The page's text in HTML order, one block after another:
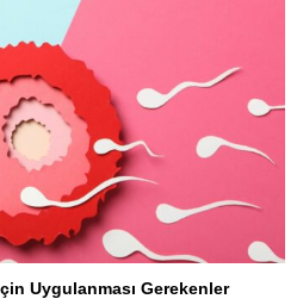
Uygulanması Gerekenler